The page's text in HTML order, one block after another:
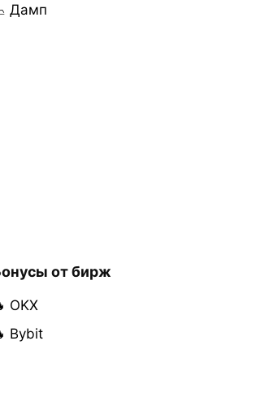
Дамп
от бирж
OKX
Bybit